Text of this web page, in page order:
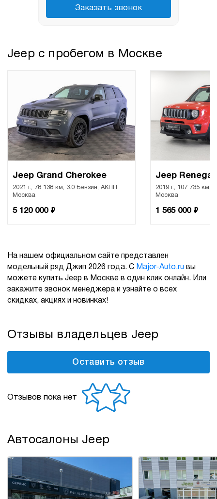
Заказать звонок
Jeep с пробегом в Москве
Jeep Grand Cherokee
2021 г., 78 138 км, 3.0 Бензин, АКПП
Москва
5 120 000 ₽
Jeep
2019 г., 107 735 км,
Москва
1 565 000 ₽
На нашем официальном сайте представлен
модельный ряд Джип 2026 года. С Major-Auto.ru вы
можете купить Jeep в Москве в один клик онлайн. Или
закажите звонок менеджера и узнайте о всех
скидках, акциях и новинках!
Отзывы владельцев Jeep
Оставить отзыв
Отзывов пока нет
Автосалоны Jeep